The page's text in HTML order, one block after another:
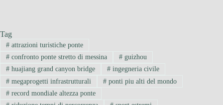
Tag
#attrazioni turistiche ponte
#confronto ponte stretto di messina #guizhou
#huajiang grand canyon bridge #ingegneria civile
#megaprogetti infrastrutturali #ponti piu alti del mondo
#record mondiale altezza ponte